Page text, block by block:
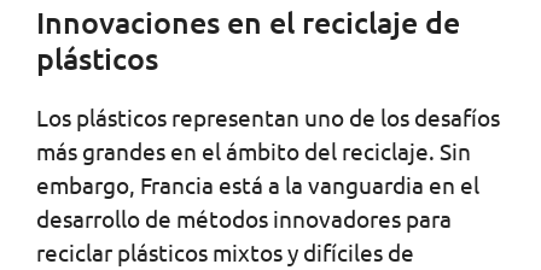
Innovaciones en el reciclaje de
plásticos
Los plásticos representan uno de los desafíos
más grandes en el ámbito del reciclaje. Sin
embargo, Francia está a la vanguardia en el
desarrollo de métodos innovadores para
reciclar plásticos mixtos y difíciles de